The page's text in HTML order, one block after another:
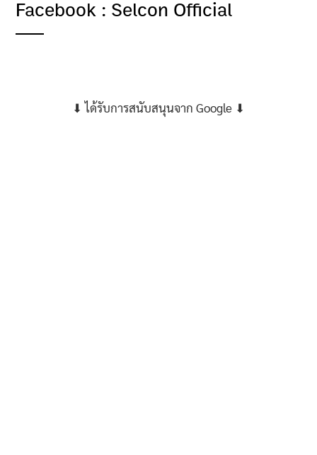
Facebook : Selcon Official
⬇ ได้รับการสนับสนุนจาก Google ⬇